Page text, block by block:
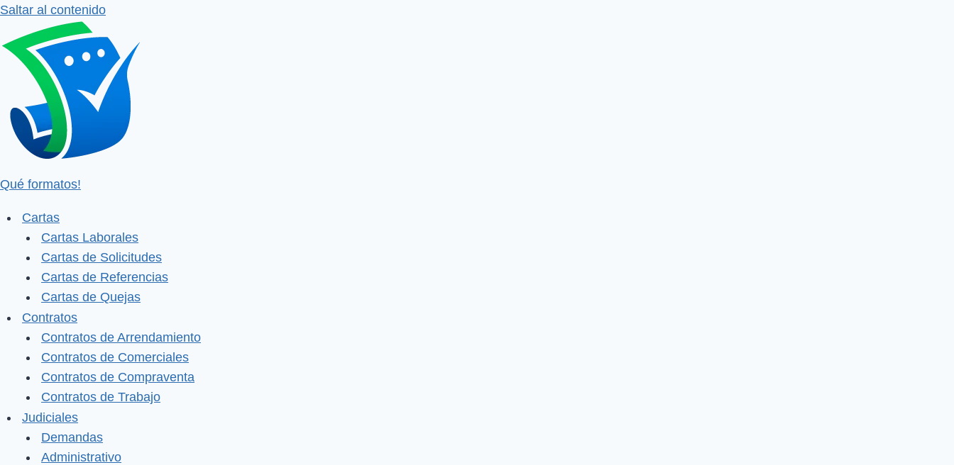
Saltar al contenido
Qué formatos!
Cartas
Cartas Laborales
Cartas de Solicitudes
Cartas de Referencias
Cartas de Quejas
Contratos
Contratos de Arrendamiento
Contratos de Comerciales
Contratos de Compraventa
Contratos de Trabajo
Judiciales
Demandas
Administrativo